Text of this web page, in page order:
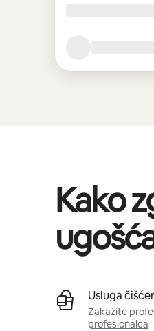
Kako
Usluga
Zakažite
profesionalca